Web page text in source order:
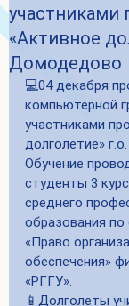
участниками
«Активное
Домодедово
💻04 декабря
компьютерной
участниками
долголетие»
Обучение
студенты 3
среднего
образования по
«Право
обеспечения»
«РГГУ».
📱Долголеты